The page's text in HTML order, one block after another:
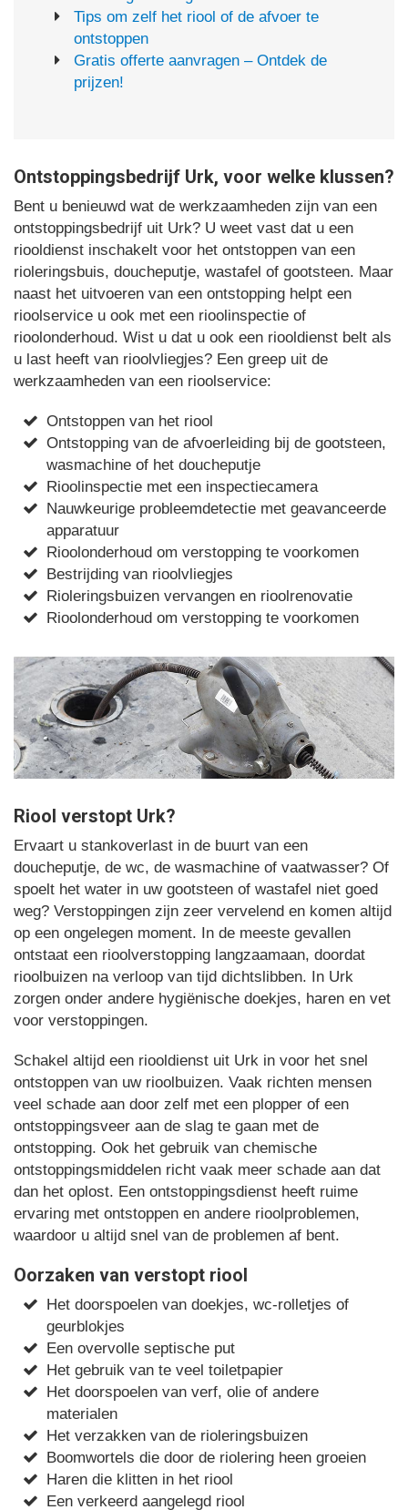
Tips om zelf het riool of de afvoer te
ontstoppen
Gratis offerte aanvragen – Ontdek de
prijzen!
Ontstoppingsbedrijf Urk, voor welke klussen?
Bent u benieuwd wat de werkzaamheden zijn van een
ontstoppingsbedrijf uit Urk? U weet vast dat u een
riooldienst inschakelt voor het ontstoppen van een
rioleringsbuis, doucheputje, wastafel of gootsteen. Maar
naast het uitvoeren van een ontstopping helpt een
rioolservice u ook met een rioolinspectie of
rioolonderhoud. Wist u dat u ook een riooldienst belt als
u last heeft van rioolvliegjes? Een greep uit de
werkzaamheden van een rioolservice:
Ontstoppen van het riool
Ontstopping van de afvoerleiding bij de gootsteen,
wasmachine of het doucheputje
Rioolinspectie met een inspectiecamera
Nauwkeurige probleemdetectie met geavanceerde
apparatuur
Rioolonderhoud om verstopping te voorkomen
Bestrijding van rioolvliegjes
Rioleringsbuizen vervangen en rioolrenovatie
Rioolonderhoud om verstopping te voorkomen
Riool verstopt Urk?
Ervaart u stankoverlast in de buurt van een
doucheputje, de wc, de wasmachine of vaatwasser? Of
spoelt het water in uw gootsteen of wastafel niet goed
weg? Verstoppingen zijn zeer vervelend en komen altijd
op een ongelegen moment. In de meeste gevallen
ontstaat een rioolverstopping langzaamaan, doordat
rioolbuizen na verloop van tijd dichtslibben. In Urk
zorgen onder andere hygiënische doekjes, haren en vet
voor verstoppingen.
Schakel altijd een riooldienst uit Urk in voor het snel
ontstoppen van uw rioolbuizen. Vaak richten mensen
veel schade aan door zelf met een plopper of een
ontstoppingsveer aan de slag te gaan met de
ontstopping. Ook het gebruik van chemische
ontstoppingsmiddelen richt vaak meer schade aan dat
dan het oplost. Een ontstoppingsdienst heeft ruime
ervaring met ontstoppen en andere rioolproblemen,
waardoor u altijd snel van de problemen af bent.
Oorzaken van verstopt riool
Het doorspoelen van doekjes, wc-rolletjes of
geurblokjes
Een overvolle septische put
Het gebruik van te veel toiletpapier
Het doorspoelen van verf, olie of andere
materialen
Het verzakken van de rioleringsbuizen
Boomwortels die door de riolering heen groeien
Haren die klitten in het riool
Een verkeerd aangelegd riool